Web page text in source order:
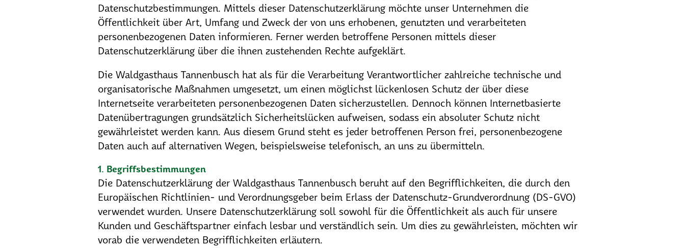
Datenschutzbestimmungen. Mittels dieser Datenschutzerklärung möchte unser Unternehmen die
Öffentlichkeit über Art, Umfang und Zweck der von uns erhobenen, genutzten und verarbeiteten
personenbezogenen Daten informieren. Ferner werden betroffene Personen mittels dieser
Datenschutzerklärung über die ihnen zustehenden Rechte aufgeklärt.
Die Waldgasthaus Tannenbusch hat als für die Verarbeitung Verantwortlicher zahlreiche technische und
organisatorische Maßnahmen umgesetzt, um einen möglichst lückenlosen Schutz der über diese
Internetseite verarbeiteten personenbezogenen Daten sicherzustellen. Dennoch können Internetbasierte
Datenübertragungen grundsätzlich Sicherheitslücken aufweisen, sodass ein absoluter Schutz nicht
gewährleistet werden kann. Aus diesem Grund steht es jeder betroffenen Person frei, personenbezogene
Daten auch auf alternativen Wegen, beispielsweise telefonisch, an uns zu übermitteln.
1. Begriffsbestimmungen
Die Datenschutzerklärung der Waldgasthaus Tannenbusch beruht auf den Begrifflichkeiten, die durch den
Europäischen Richtlinien- und Verordnungsgeber beim Erlass der Datenschutz-Grundverordnung (DS-GVO)
verwendet wurden. Unsere Datenschutzerklärung soll sowohl für die Öffentlichkeit als auch für unsere
Kunden und Geschäftspartner einfach lesbar und verständlich sein. Um dies zu gewährleisten, möchten wir
vorab die verwendeten Begrifflichkeiten erläutern.